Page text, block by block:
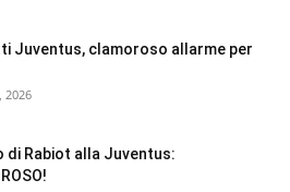
Juventus, clamoroso allarme per
2026
di Rabiot alla Juventus: